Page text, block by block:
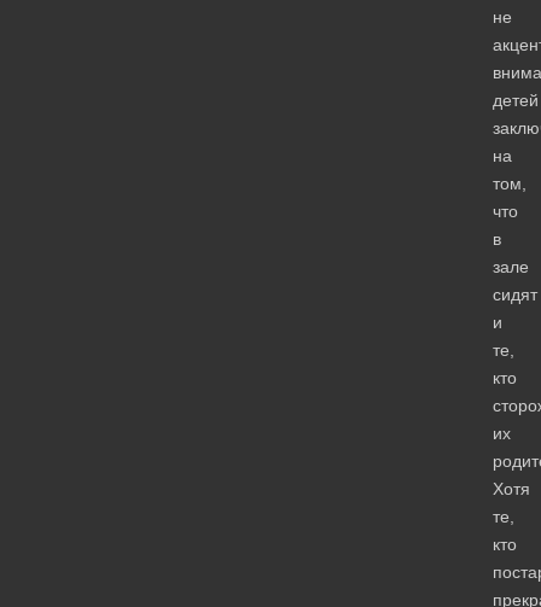
не
детей
на
том,
что
в
зале
сидят
и
те,
кто
их
Хотя
те,
кто